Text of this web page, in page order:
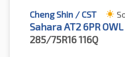
Cheng Shin / CST
Sahara AT2 6PR OWL
285/75R16116Q